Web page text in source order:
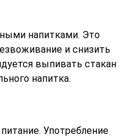
напитками. Это
и снизить
выпивать стакан
напитка.
Употребление